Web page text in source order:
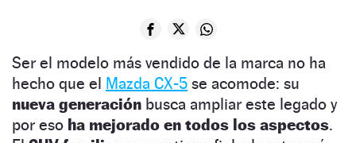
Ser el modelo más vendido de la marca no ha
hecho que el Mazda CX-5 se acomode: su
nueva generación busca ampliar este legado y
por eso ha mejorado en todos los aspectos.